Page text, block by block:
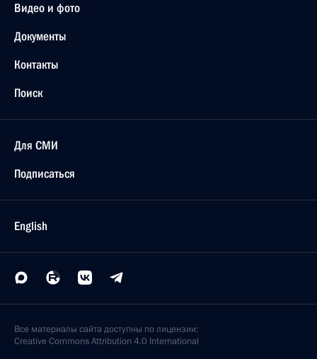
Видео и фото
Документы
Контакты
Поиск
Для СМИ
Подписаться
English
Все материалы сайта доступны по лицензии:
Creative Commons Attribution 4.0 International